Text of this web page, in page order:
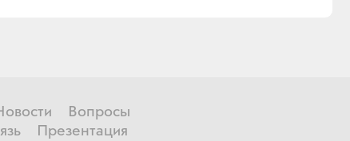
Вопросы
Презентация